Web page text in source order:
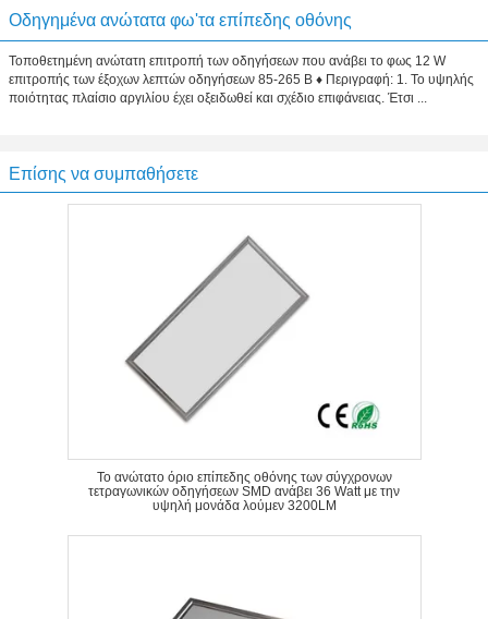
Οδηγημένα ανώτατα φω'τα επίπεδης οθόνης
Τοποθετημένη ανώτατη επιτροπή των οδηγήσεων που ανάβει το φως 12 W
επιτροπής των έξοχων λεπτών οδηγήσεων 85-265 Β ♦ Περιγραφή: 1. Το υψηλής
ποιότητας πλαίσιο αργιλίου έχει οξειδωθεί και σχέδιο επιφάνειας. Έτσι ...
Επίσης να συμπαθήσετε
Το ανώτατο όριο επίπεδης οθόνης των σύγχρονων
τετραγωνικών οδηγήσεων SMD ανάβει 36 Watt με την
υψηλή μονάδα λούμεν 3200LM